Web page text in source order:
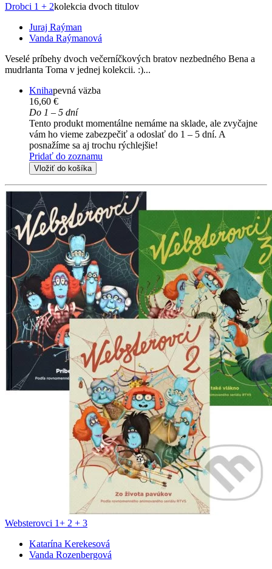
Drobci 1 + 2kolekcia dvoch titulov
Juraj Raýman
Vanda Raýmanová
Veselé príbehy dvoch večerníčkových bratov nezbedného Bena a
mudrlanta Toma v jednej kolekcii. :)...
Knihapevná väzba
16,60 €
Do 1 – 5 dní
Tento produkt momentálne nemáme na sklade, ale zvyčajne
vám ho vieme zabezpečiť a odoslať do 1 – 5 dní. A
posnažíme sa aj trochu rýchlejšie!
Pridať do zoznamu
Vložiť do košíka
Websterovci 1+ 2 + 3
Katarína Kerekesová
Vanda Rozenbergová